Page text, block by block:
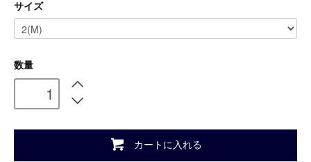
サイズ
数量
カートに入れる